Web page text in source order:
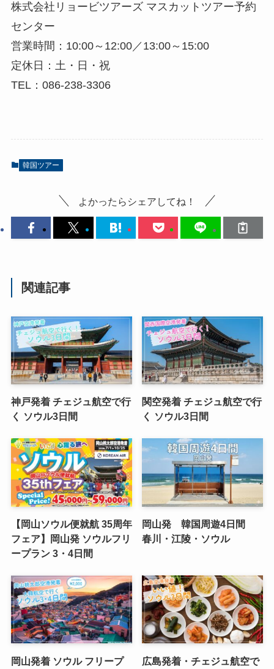
株式会社リョービツアーズ マスカットツアー予約
センター
営業時間：10:00～12:00／13:00～15:00
定休日：土・日・祝
TEL：086-238-3306
韓国ツアー
よかったらシェアしてね！
関連記事
神戸発着 チェジュ航空で行
く ソウル3日間
関空発着 チェジュ航空で行
く ソウル3日間
【岡山ソウル便就航 35周年
フェア】岡山発 ソウルフリ
ープラン 3・4日間
岡山発 韓国周遊4日間
春川・江陵・ソウル
岡山発着 ソウル フリープ 広島発着・チェジュ航空で